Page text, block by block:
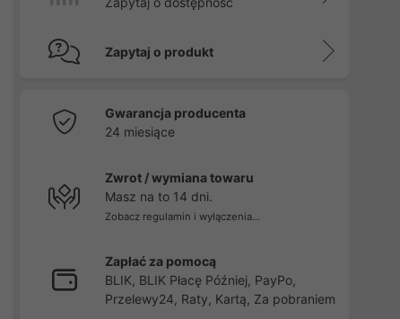
Zapytaj o produkt
Gwarancja producenta
24 miesiące
Zwrot / wymiana towaru
Masz na to 14 dni.
Zobacz regulamin i wyłączenia...
Zapłać za pomocą
BLIK, BLIK Płacę Później, PayPo,
Przelewy24, Raty, Kartą, Za pobraniem